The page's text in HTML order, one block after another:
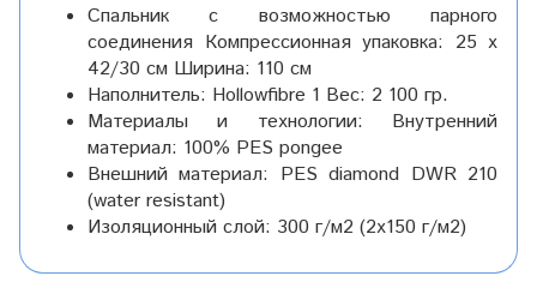
Спальник с возможностью парного
соединения Компрессионная упаковка: 25 x
42/30 см Ширина: 110 см
Наполнитель: Hollowfibre 1 Вес: 2 100 гр.
Материалы и технологии: Внутренний
материал: 100% PES pongee
Внешний материал: PES diamond DWR 210
(water resistant)
Изоляционный слой: 300 г/м2 (2х150 г/м2)